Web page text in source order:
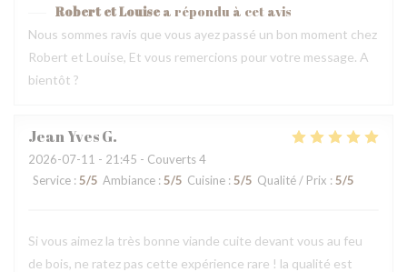
Robert et Louise a répondu à cet avis
Nous sommes ravis que vous ayez passé un bon moment chez
Robert et Louise, Et vous remercions pour votre message. A
bientôt ?
Jean YvesG
2026-07-11 - 21:45 - Couverts 4
Service : 5/5 Ambiance : 5/5 Cuisine : 5/5 Qualité / Prix : 5/5
Si vous aimez la très bonne viande cuite devant vous au feu
de bois, ne ratez pas cette expérience rare ! la qualité est